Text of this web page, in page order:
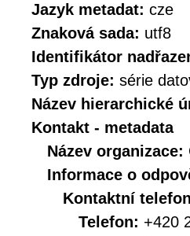
Jazyk metadat: cze
Znaková sada: utf8
Identifikátor
Typ zdroje: série
Název hierarchické
Kontakt - metadata
Název organizace:
Informace o
Kontaktní telefon
Telefon: +420